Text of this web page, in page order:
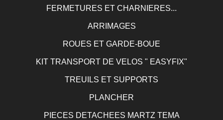
FERMETURES ET CHARNIERES...
ARRIMAGES
ROUES ET GARDE-BOUE
KIT TRANSPORT DE VELOS " EASYFIX"
TREUILS ET SUPPORTS
PLANCHER
PIECES DETACHEES MARTZ TEMA